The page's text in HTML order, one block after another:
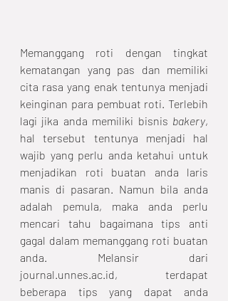
Memanggang roti dengan tingkat
kematangan yang pas dan memiliki
cita rasa yang enak tentunya menjadi
keinginan para pembuat roti. Terlebih
lagi jika anda memiliki bisnis bakery,
hal tersebut tentunya menjadi hal
wajib yang perlu anda ketahui untuk
menjadikan roti buatan anda laris
manis di pasaran. Namun bila anda
adalah pemula, maka anda perlu
mencari tahu bagaimana tips anti
gagal dalam memanggang roti buatan
anda. Melansir dari
journal.unnes.ac.id, terdapat
beberapa tips yang dapat anda